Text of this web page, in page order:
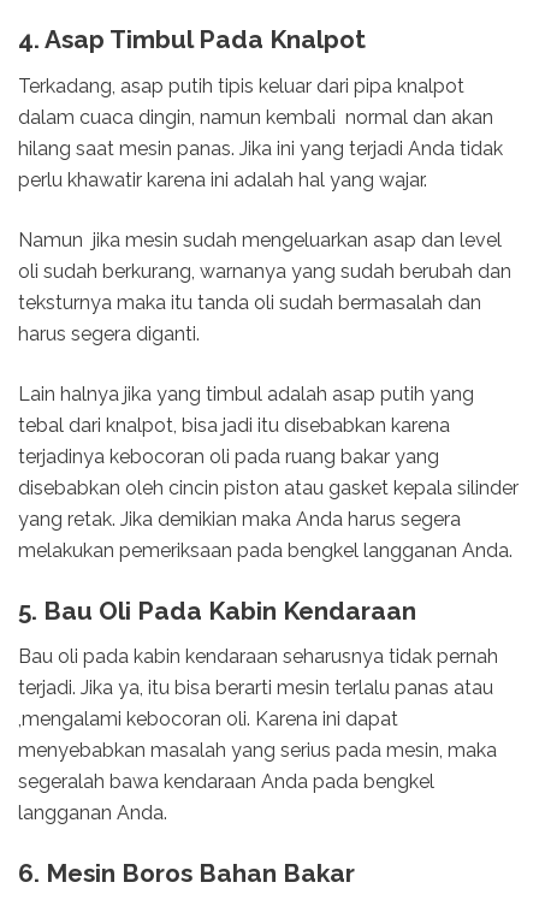
4. Asap Timbul Pada Knalpot
Terkadang, asap putih tipis keluar dari pipa knalpot
dalam cuaca dingin, namun kembali normal dan akan
hilang saat mesin panas. Jika ini yang terjadi Anda tidak
perlu khawatir karena ini adalah hal yang wajar.
Namun jika mesin sudah mengeluarkan asap dan level
oli sudah berkurang, warnanya yang sudah berubah dan
teksturnya maka itu tanda oli sudah bermasalah dan
harus segera diganti.
Lain halnya jika yang timbul adalah asap putih yang
tebal dari knalpot, bisa jadi itu disebabkan karena
terjadinya kebocoran oli pada ruang bakar yang
disebabkan oleh cincin piston atau gasket kepala silinder
yang retak. Jika demikian maka Anda harus segera
melakukan pemeriksaan pada bengkel langganan Anda.
5. Bau Oli Pada Kabin Kendaraan
Bau oli pada kabin kendaraan seharusnya tidak pernah
terjadi. Jika ya, itu bisa berarti mesin terlalu panas atau
,mengalami kebocoran oli. Karena ini dapat
menyebabkan masalah yang serius pada mesin, maka
segeralah bawa kendaraan Anda pada bengkel
langganan Anda.
6. Mesin Boros Bahan Bakar